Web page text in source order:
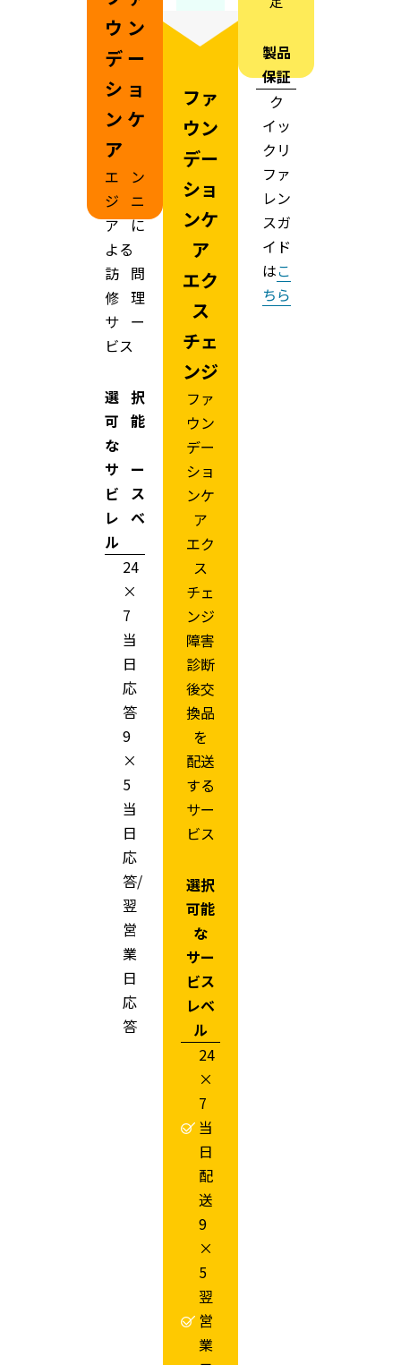
ウン
デー
ショ
ンケ
ア
エン
ジニ
アに
よる
訪問
修理
サー
ビス
選択
可能
な
サー
ビス
レベ
ル
24
×
7
当
日
応
答
9
×
5
当
日
応
答/
翌
営
業
日
応
答
ファ
ウン
デー
ショ
ンケ
ア
エク
ス
チェ
ンジ
ファ
ウン
デー
ショ
ンケ
ア
エク
ス
チェ
ンジ
障害
診断
後交
換品
を
配送
する
サー
ビス
選択
可能
な
サー
ビス
レベ
ル
24
×
7
当
日
配
送
9
×
5
翌
営
業
製品
保証
ク
イッ
クリ
ファ
レン
スガ
イド
はこ
ちら